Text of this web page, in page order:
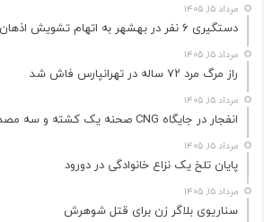
مرداد ۱۵, ۱۴۰۵
دستگیری ۶ نفر در بهشهر به اتهام تشویش اذهان عمومی
مرداد ۱۵, ۱۴۰۵
راز مرگ مرد ۷۲ ساله در تهرانپارس فاش شد
مرداد ۱۵, ۱۴۰۵
انفجار در جایگاه CNG صحنه یک کشته و سه مصدوم برجا گذاشت
مرداد ۱۵, ۱۴۰۵
پایان تلخ یک نزاع خانوادگی در دورود
مرداد ۱۵, ۱۴۰۵
سناریوی بلاگر زن برای قتل شوهرش